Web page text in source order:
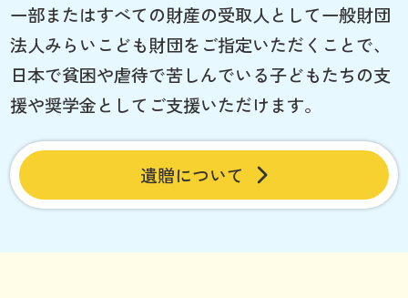
一部またはすべての財産の受取人として一般財団
法人みらいこども財団をご指定いただくことで、
日本で貧困や虐待で苦しんでいる子どもたちの支
援や奨学金としてご支援いただけます。
遺贈について